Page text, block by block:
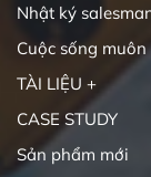
Nhật ký
Cuộc sống muôn
TÀI LIỆU +
CASE STUDY
Sản phẩm mới